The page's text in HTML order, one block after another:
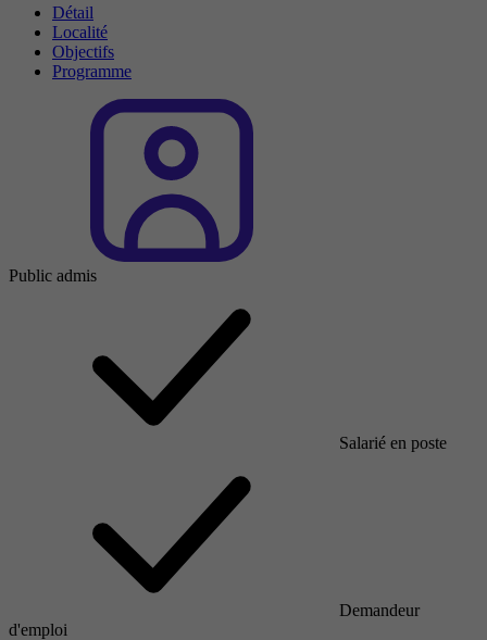
Détail
Localité
Objectifs
Programme
Public admis
Salarié en poste
Demandeur
d'emploi